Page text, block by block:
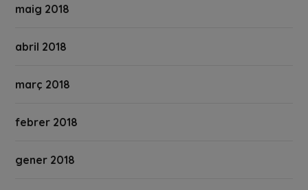
maig 2018
abril 2018
març 2018
febrer 2018
gener 2018